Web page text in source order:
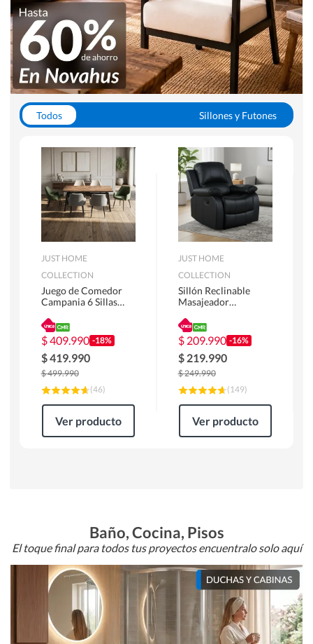
Todos
Sillones y Futones
Escritorios y Sillas PC
Racks y Muebles TV
Alfombras
JUST HOME
COLLECTION
Juego de Comedor
Campania 6 Sillas
180 x 90 x 76 cm
Café
$409.990 -18%
$419.990
$499.990
(46)
Ver producto
JUST HOME
COLLECTION
Sillón Reclinable
Masajeador
Atlanta 91x101x94
cm Negro
$ 209.990 -16%
$ 219.990
$249.990
(149)
Ver producto
Baño, Cocina, Pisos
El toque final para todos tus proyectos encuentralo solo aquí